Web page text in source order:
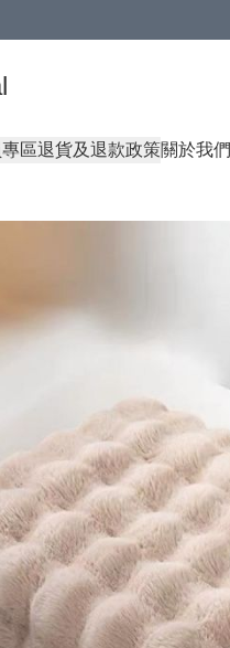
區退貨及退款政策關於我們